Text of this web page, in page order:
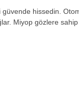
hissedin.
Miyop gözlere